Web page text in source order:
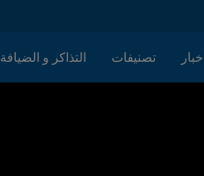
تصنيفات التذاكر و الضيافة